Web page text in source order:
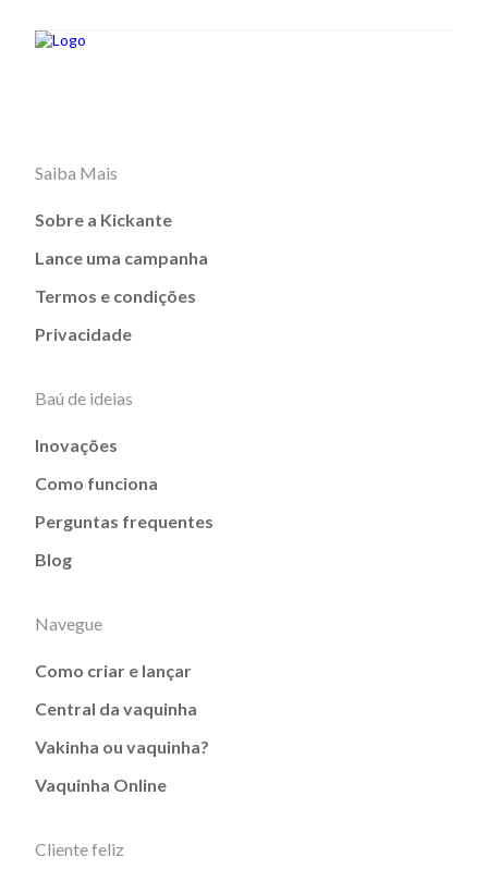
Saiba Mais
Sobre a Kickante
Lance uma campanha
Termos e condições
Privacidade
Baú de ideias
Inovações
Como funciona
Perguntas frequentes
Blog
Navegue
Como criar e lançar
Central da vaquinha
Vakinha ou vaquinha?
Vaquinha Online
Cliente feliz